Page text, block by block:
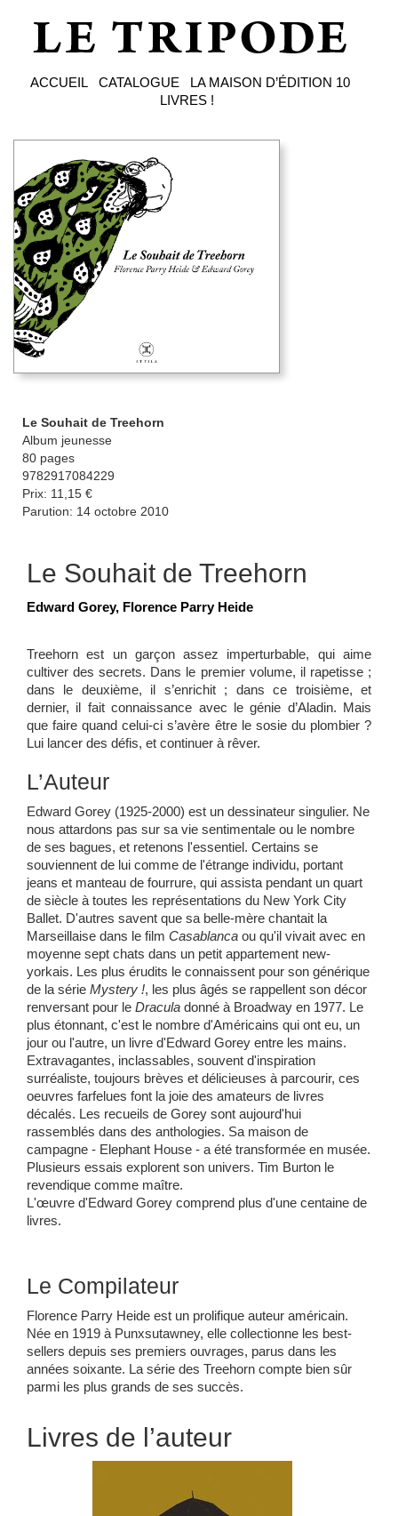
ACCUEIL CATALOGUE LA MAISON D’ÉDITION 10
LIVRES !
Le Souhait de Treehorn
Album jeunesse
80 pages
9782917084229
Prix: 11,15 €
Parution: 14 octobre 2010
Le Souhait de Treehorn
Edward Gorey, Florence Parry Heide
Treehorn est un garçon assez imperturbable, qui aime
cultiver des secrets. Dans le premier volume, il rapetisse ;
dans le deuxième, il s’enrichit ; dans ce troisième, et
dernier, il faitconnaissance avec le génie d’Aladin. Mais
que faire quand celui-ci s’avère être le sosie du plombier ?
Lui lancer des défis, et continuer à rêver.
L’Auteur
Edward Gorey (1925-2000) est un dessinateur singulier. Ne
nous attardons pas sur sa vie sentimentale ou le nombre
de ses bagues, et retenons l'essentiel. Certains se
souviennent de lui comme de l'étrange individu, portant
jeans et manteau de fourrure, qui assista pendant un quart
de siècle à toutes les représentations du New York City
Ballet. D'autres savent que sa belle-mère chantait la
Marseillaise dans le film Casablanca ou qu'il vivait avec en
moyenne sept chats dans un petit appartement new-
yorkais. Les plus érudits le connaissent pour son générique
de la série Mystery !, les plus âgés se rappellent son décor
renversant pour le Dracula donné à Broadway en 1977. Le
plus étonnant, c'est le nombre d'Américains qui ont eu, un
jour ou l'autre, un livre d'Edward Gorey entre les mains.
Extravagantes, inclassables, souvent d'inspiration
surréaliste, toujours brèves et délicieuses à parcourir, ces
oeuvres farfelues font la joie des amateurs de livres
décalés. Les recueils de Gorey sont aujourd'hui
rassemblés dans des anthologies. Sa maison de
campagne - Elephant House - a été transformée en musée.
Plusieurs essais explorent son univers. Tim Burton le
revendique comme maître.
L'œuvre d'Edward Gorey comprend plus d'une centaine de
livres.
Le Compilateur
Florence Parry Heide est un prolifique auteur américain.
Née en 1919 à Punxsutawney, elle collectionne les best-
sellers depuis ses premiers ouvrages, parus dans les
années soixante. La série des Treehorn compte bien sûr
parmi les plus grands de ses succès.
Livres de l’auteur